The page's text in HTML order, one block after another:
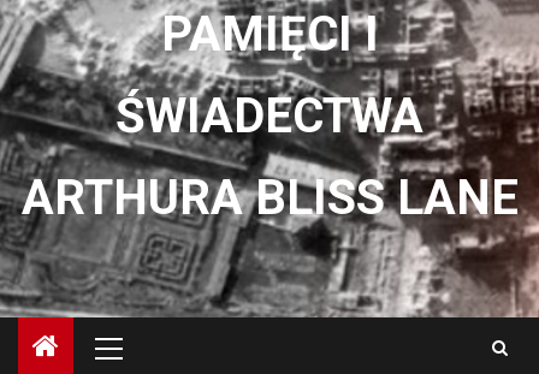
PAMIĘCI I
ŚWIADECTWA
ARTHURA BLISS LANE
główne